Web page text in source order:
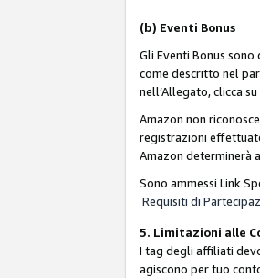
(b) Eventi Bonus
Gli Eventi Bonus
come descritto nel
nell’Allegato, clicca
Amazon non
registrazioni
Amazon determinerà
Sono ammessi Link
Requisiti di
5. Limitazioni alle
I tag degli affiliati
agiscono per tuo